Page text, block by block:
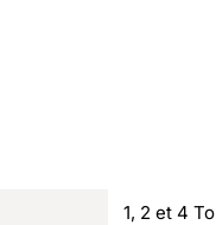
1, 2 et 4 To